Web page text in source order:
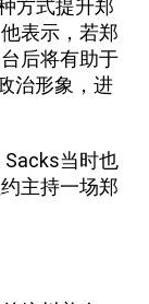
方式提升郑
表示，若郑
后将有助于
治形象，进
Sacks当时也
主持一场郑